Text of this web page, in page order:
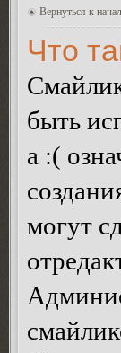
Вернуться к
Что
быть
а :(
могут